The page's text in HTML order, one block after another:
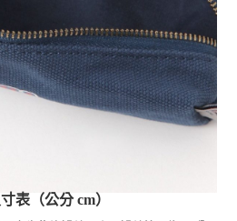
表（公分 cm）